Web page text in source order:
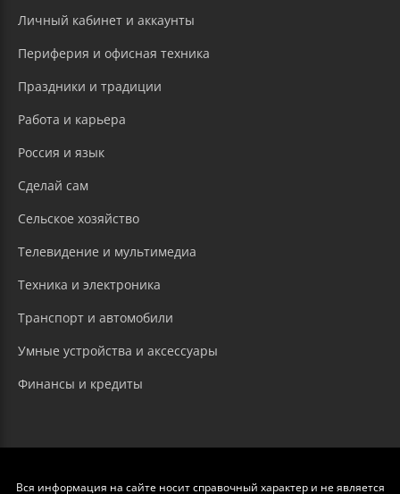
Личный кабинет и аккаунты
Периферия и офисная техника
Праздники и традиции
Работа и карьера
Россия и язык
Сделай сам
Сельское хозяйство
Телевидение и мультимедиа
Техника и электроника
Транспорт и автомобили
Умные устройства и аксессуары
Финансы и кредиты
Вся информация на сайте носит справочный характер и не является